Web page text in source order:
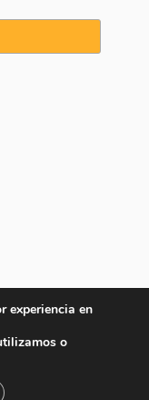
By JadeVillas S.L. ·
experiencia en
o